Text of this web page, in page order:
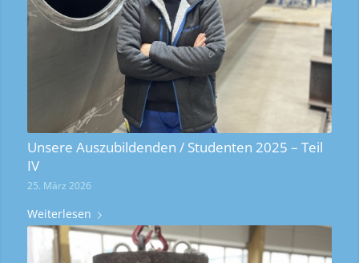
Unsere Auszubildenden / Studenten 2025 – Teil
IV
25. März 2026
Weiterlesen